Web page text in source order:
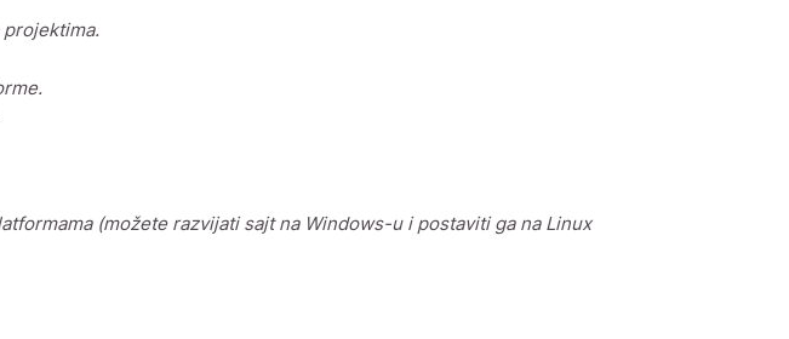
(možete razvijati sajt na Windows-u i postaviti ga na Linux